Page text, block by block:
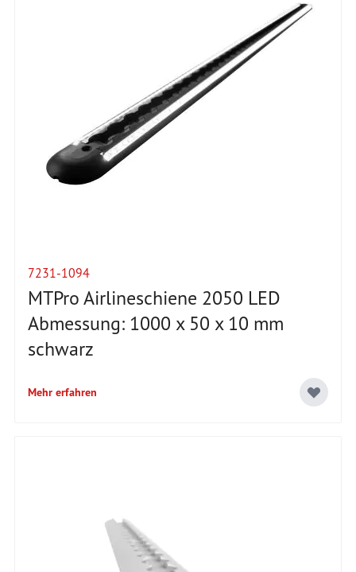
7231-1094
MTPro Airlineschiene 2050 LED
Abmessung: 1000 x 50 x 10 mm
schwarz
Mehr erfahren